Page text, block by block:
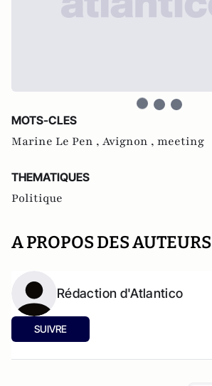
MOTS-CLES
Marine Le Pen , Avignon , meeting
THEMATIQUES
Politique
A PROPOS DES AUTEURS
Rédaction d'Atlantico
SUIVRE